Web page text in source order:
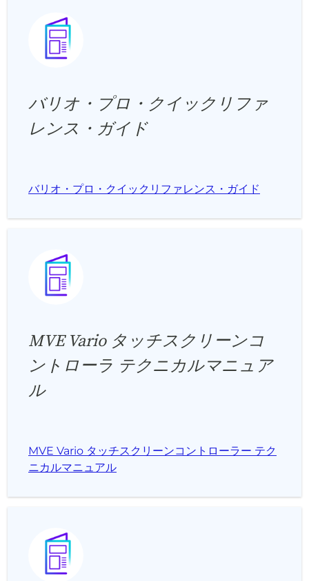
バリオ・プロ・クイックリファ
レンス・ガイド
バリオ・プロ・クイックリファレンス・ガイド
MVE Vario タッチスクリーンコ
ントローラ テクニカルマニュア
ル
MVE Vario タッチスクリーンコントローラー テク
ニカルマニュアル